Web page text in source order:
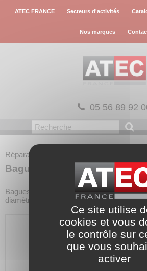
ATEC FRANCE Secteurs d'activités
Nos marques
05 56 89 92
Réparation pompe
Bague à lèvre Ø 63 mm
Bagues à simple lèvre en Nitrile (NBR)
diamètre 63 mm.
Ce site utilise
cookies et vous
le contrôle sur
que vous
activer